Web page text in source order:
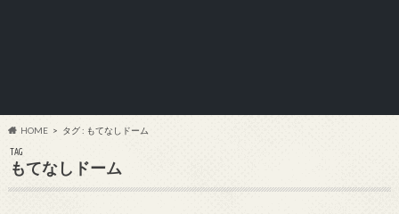
HOME タグ : もてなしドーム
TAG
もてなしドーム